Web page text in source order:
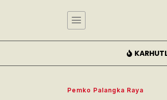
Pemko Palangka Raya